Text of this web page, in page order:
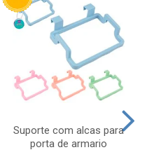
Suporte com alcas para
porta de armario